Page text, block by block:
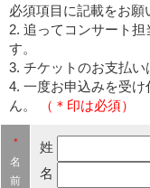
必須項目に記載をお願
2. 追ってコンサート
す。
3. チケットのお支払い
4. 一度お申込みを受
ん。
（＊印は必須）
*
名
前
姓
名